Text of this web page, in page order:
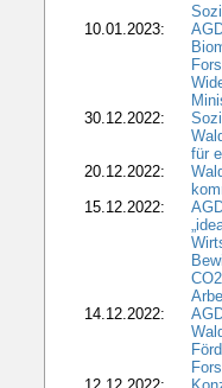
10.01.2023:
30.12.2022:
für
20.12.2022:
15.12.2022:
14.12.2022: